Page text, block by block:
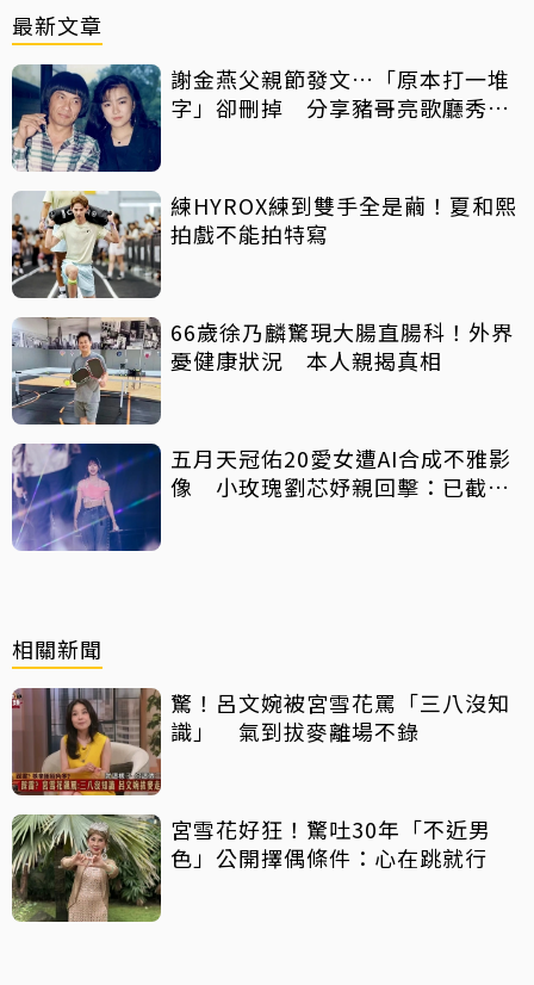
最新文章
謝金燕父親節發文…「原本打一堆
字」卻刪掉 分享豬哥亮歌廳秀歌
練HYROX練到雙手全是繭！夏和熙
拍戲不能拍特寫
66歲徐乃麟驚現大腸直腸科！外界
憂健康狀況 本人親揭真相
五月天冠佑20愛女遭AI合成不雅影
像 小玫瑰劉芯妤親回擊：已截圖
相關新聞
驚！呂文婉被宮雪花罵「三八沒知
識」 氣到拔麥離場不錄
宮雪花好狂！驚吐30年「不近男
色」公開擇偶條件：心在跳就行